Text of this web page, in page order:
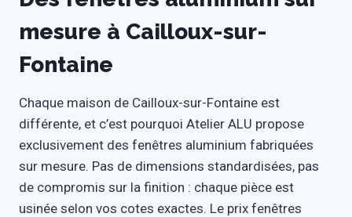
mesure à Cailloux-sur-
Fontaine
Chaque maison de Cailloux-sur-Fontaine est
différente, et c’est pourquoi Atelier ALU propose
exclusivement des fenêtres aluminium fabriquées
sur mesure. Pas de dimensions standardisées, pas
de compromis sur la finition : chaque pièce est
usinée selon vos cotes exactes. Le prix fenêtres